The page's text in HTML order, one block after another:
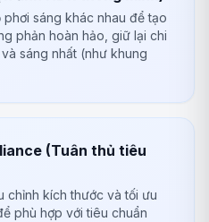
sáng khác nhau để tạo
phản hoàn hảo, giữ lại chi
sáng nhất (như khung
(Tuân thủ tiêu
chỉnh kích thước và tối ưu
phù hợp với tiêu chuẩn